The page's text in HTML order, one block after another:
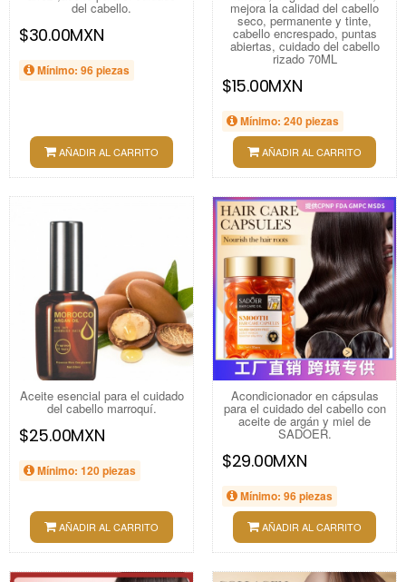
del cabello.
$30.00MXN
Mínimo: 96 piezas
AÑADIR AL CARRITO
mejora la calidad del cabello
seco, permanente y tinte,
cabello encrespado, puntas
abiertas, cuidado del cabello
rizado 70ML
$15.00MXN
Mínimo: 240 piezas
AÑADIR AL CARRITO
Aceite esencial para el cuidado
del cabello marroquí.
$25.00MXN
Mínimo: 120 piezas
AÑADIR AL CARRITO
Acondicionador en cápsulas
para el cuidado del cabello con
aceite de argán y miel de
SADOER.
$29.00MXN
Mínimo: 96 piezas
AÑADIR AL CARRITO